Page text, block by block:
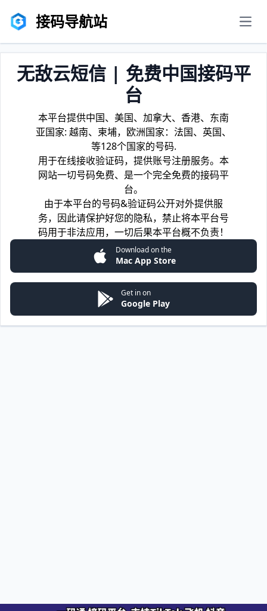
接码导航站
无敌云短信 | 免费中国接码平
台
本平台提供中国、美国、加拿大、香港、东南
亚国家: 越南、柬埔，欧洲国家：法国、英国、
等128个国家的号码.
用于在线接收验证码，提供账号注册服务。本
网站一切号码免费、是一个完全免费的接码平
台。
由于本平台的号码&验证码公开对外提供服
务，因此请保护好您的隐私，禁止将本平台号
码用于非法应用，一切后果本平台概不负责！
Download on the
Mac App Store
Get in on
Google Play